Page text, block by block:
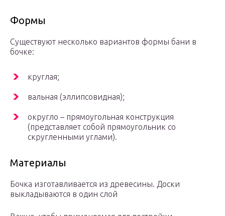
Формы
Существуют несколько вариантов формы бани в
бочке:
круглая;
вальная (эллипсовидная);
округло – прямоугольная конструкция
(представляет собой прямоугольник со
скругленными углами).
Материалы
Бочка изготавливается из древесины. Доски
выкладываются в один слой